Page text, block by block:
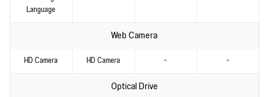
Language
Web Camera
HD Camera HD Camera - -
Optical Drive